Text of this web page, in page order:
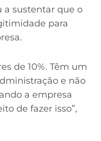
a sustentar que o
para
de 10%. Têm um
e não
a empresa
de fazer isso”,